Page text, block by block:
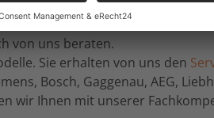
Kiel hilft Ihnen
von uns beraten.
Sie erhalten von uns den
Bosch, Gaggenau, AEG,
wir Ihnen mit unserer